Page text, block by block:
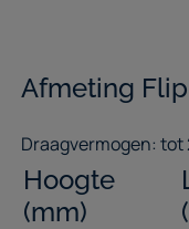
(mm)
1.000 750
1.250
Afmeting Flip
Draagvermogen: tot
Hoogte
(mm)